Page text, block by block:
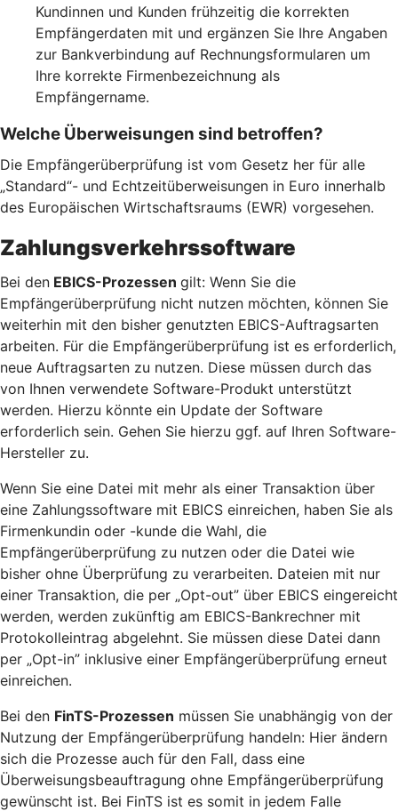
Kundinnen und Kunden frühzeitig die korrekten
Empfängerdaten mit und ergänzen Sie Ihre Angaben
zur Bankverbindung auf Rechnungsformularen um
Ihre korrekte Firmenbezeichnung als
Empfängername.
Welche Überweisungen sind betroffen?
Die Empfängerüberprüfung ist vom Gesetz her für alle
„Standard“- und Echtzeitüberweisungen in Euro innerhalb
des Europäischen Wirtschaftsraums (EWR) vorgesehen.
Zahlungsverkehrssoftware
Bei den EBICS-Prozessen gilt: Wenn Sie die
Empfängerüberprüfung nicht nutzen möchten, können Sie
weiterhin mit den bisher genutzten EBICS-Auftragsarten
arbeiten. Für die Empfängerüberprüfung ist es erforderlich,
neue Auftragsarten zu nutzen. Diese müssen durch das
von Ihnen verwendete Software-Produkt unterstützt
werden. Hierzu könnte ein Update der Software
erforderlich sein. Gehen Sie hierzu ggf. auf Ihren Software-
Hersteller zu.
Wenn Sie eine Datei mit mehr als einer Transaktion über
eine Zahlungssoftware mit EBICS einreichen, haben Sie als
Firmenkundin oder -kunde die Wahl, die
Empfängerüberprüfung zu nutzen oder die Datei wie
bisher ohne Überprüfung zu verarbeiten. Dateien mit nur
einer Transaktion, die per „Opt-out” über EBICS eingereicht
werden, werden zukünftig am EBICS-Bankrechner mit
Protokolleintrag abgelehnt. Sie müssen diese Datei dann
per „Opt-in” inklusive einer Empfängerüberprüfung erneut
einreichen.
Bei den FinTS-Prozessen müssen Sie unabhängig von der
Nutzung der Empfängerüberprüfung handeln: Hier ändern
sich die Prozesse auch für den Fall, dass eine
Überweisungsbeauftragung ohne Empfängerüberprüfung
gewünscht ist. Bei FinTS ist es somit in jedem Falle